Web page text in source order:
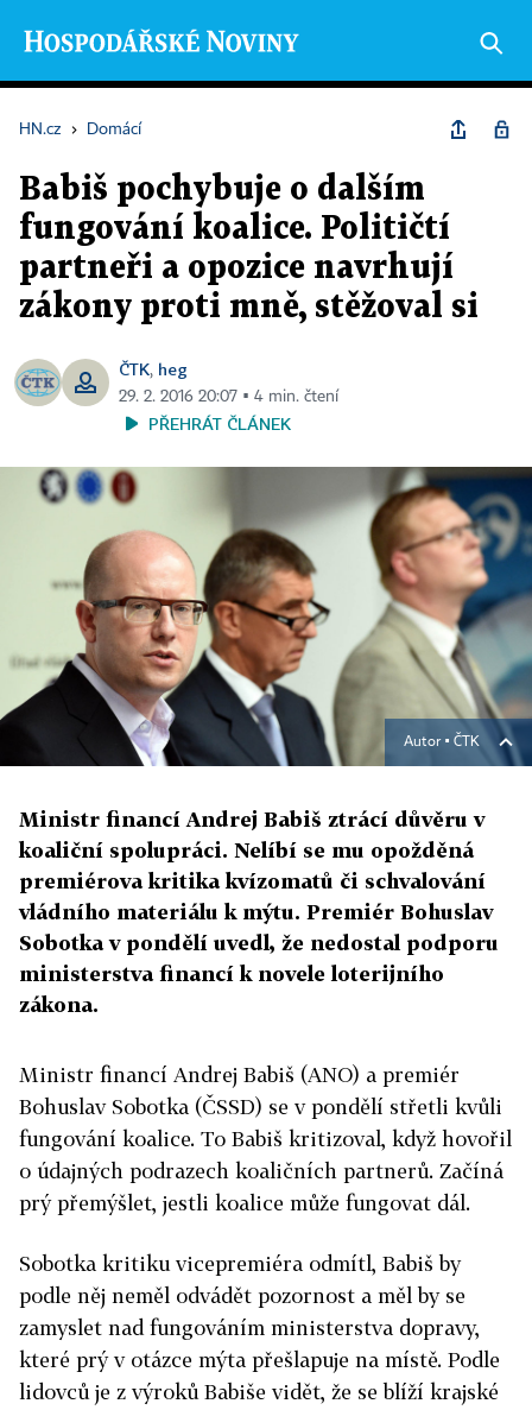
HN.cz › Domácí
Babiš pochybuje o dalším
fungování koalice. Političtí
partneři a opozice navrhují
zákony proti mně, stěžoval si
ČTK, heg
29. 2. 2016 20:07 ▪ 4 min. čtení
PŘEHRÁT ČLÁNEK
Autor ▪ ČTK
Ministr financí Andrej Babiš ztrácí důvěru v
koaliční spolupráci. Nelíbí se mu opožděná
premiérova kritika kvízomatů či schvalování
vládního materiálu k mýtu. Premiér Bohuslav
Sobotka v pondělí uvedl, že nedostal podporu
ministerstva financí k novele loterijního
zákona.
Ministr financí Andrej Babiš (ANO) a premiér
Bohuslav Sobotka (ČSSD) se v pondělí střetli kvůli
fungování koalice. To Babiš kritizoval, když hovořil
o údajných podrazech koaličních partnerů. Začíná
prý přemýšlet, jestli koalice může fungovat dál.
Sobotka kritiku vicepremiéra odmítl, Babiš by
podle něj neměl odvádět pozornost a měl by se
zamyslet nad fungováním ministerstva dopravy,
které prý v otázce mýta přešlapuje na místě. Podle
lidovců je z výroků Babiše vidět, že se blíží krajské